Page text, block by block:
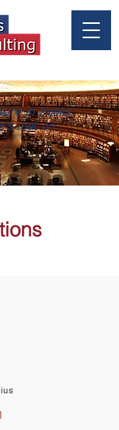
in books
loot on